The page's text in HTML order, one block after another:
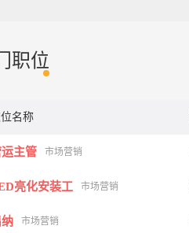
职位
名称
运主管 市场营销
亮化安装工 市场营销
市场营销